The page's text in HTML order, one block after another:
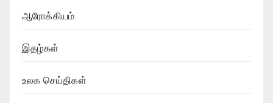
ஆரோக்கியம்
இதழ்கள்
உலக செய்திகள்